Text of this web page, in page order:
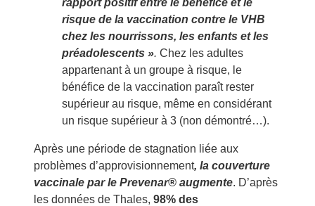
risque de la vaccination contre le VHB
chez les nourrissons, les enfants et les
préadolescents ». Chez les adultes
appartenant à un groupe à risque, le
bénéfice de la vaccination paraît rester
supérieur au risque, même en considérant
un risque supérieur à 3 (non démontré…).
Après une période de stagnation liée aux
problèmes d’approvisionnement, la couverture
vaccinale par le Prevenar® augmente. D’après
les données de Thales, 98% des